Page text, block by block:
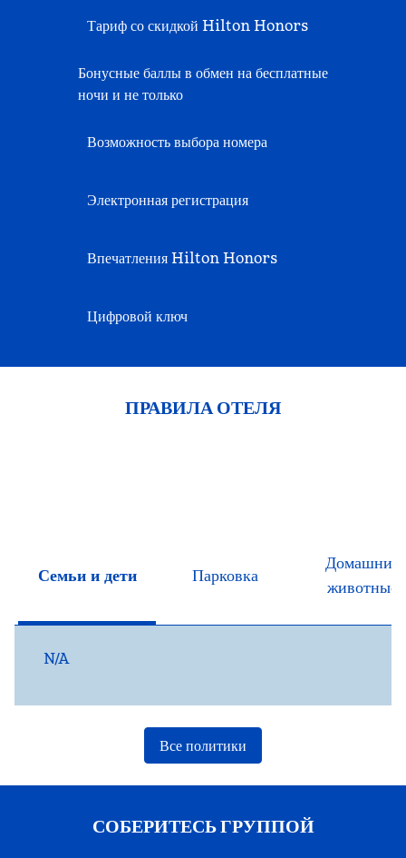
Тариф со скидкой Hilton Honors
Бонусные баллы в обмен на бесплатные
ночи и не только
Возможность выбора номера
Электронная регистрация
Впечатления Hilton Honors
Цифровой ключ
ПРАВИЛА ОТЕЛЯ
Семьи и дети Парковка
Домашние
животные
N/A
Все политики
СОБЕРИТЕСЬ ГРУППОЙ